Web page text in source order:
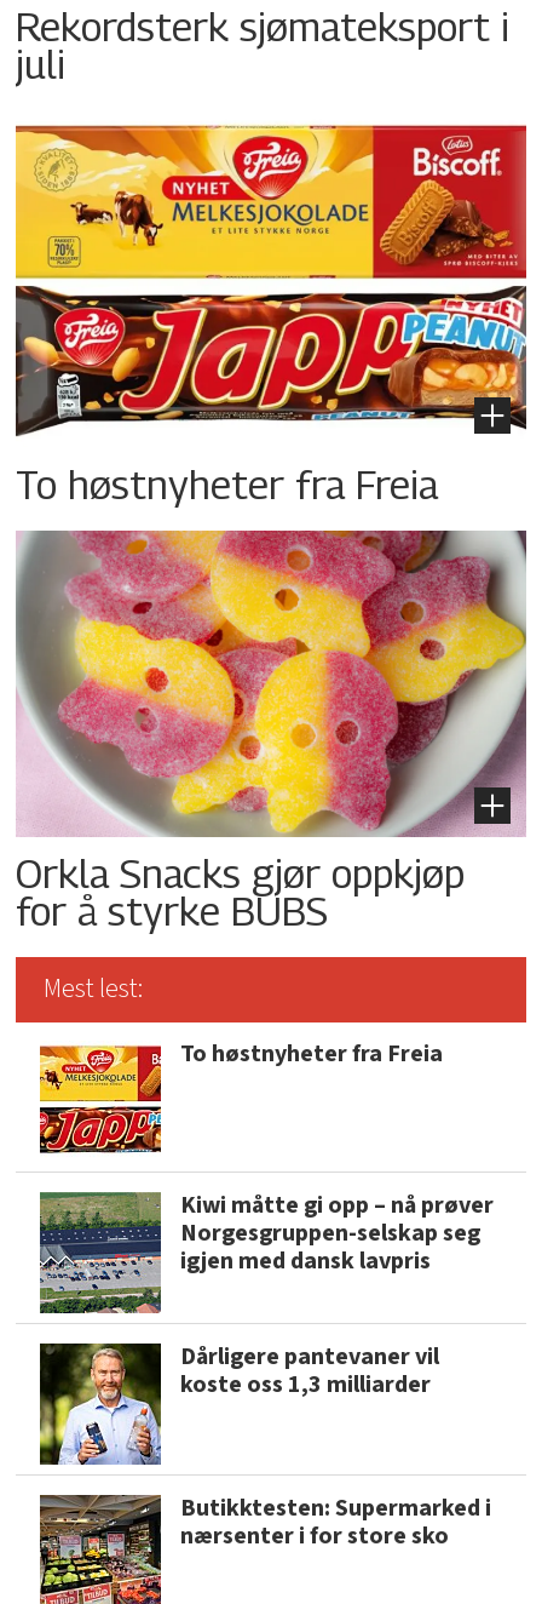
Rekordsterk sjømateksport i
juli
To høstnyheter fra Freia
Orkla Snacks gjør oppkjøp
for å styrke BUBS
Mest lest:
To høstnyheter fra Freia
Kiwi måtte gi opp – nå prøver
Norgesgruppen-selskap seg
igjen med dansk lavpris
Dårligere pantevaner vil
koste oss 1,3 milliarder
Butikktesten: Supermarked i
nærsenter i for store sko